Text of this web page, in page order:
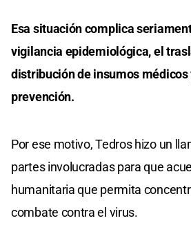
Esa situación complica
vigilancia epidemiológica, el
distribución de insumos médicos
prevención.
Por ese motivo, Tedros hizo un
partes involucradas para que
humanitaria que permita
combate contra el virus.